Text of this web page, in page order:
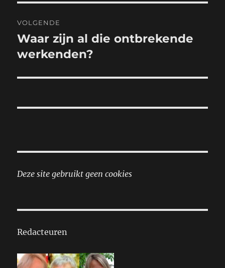
VOLGENDE
Volgend
bericht:
Waar zijn al die ontbrekende
werkenden?
Deze site gebruikt geen cookies
Redacteuren